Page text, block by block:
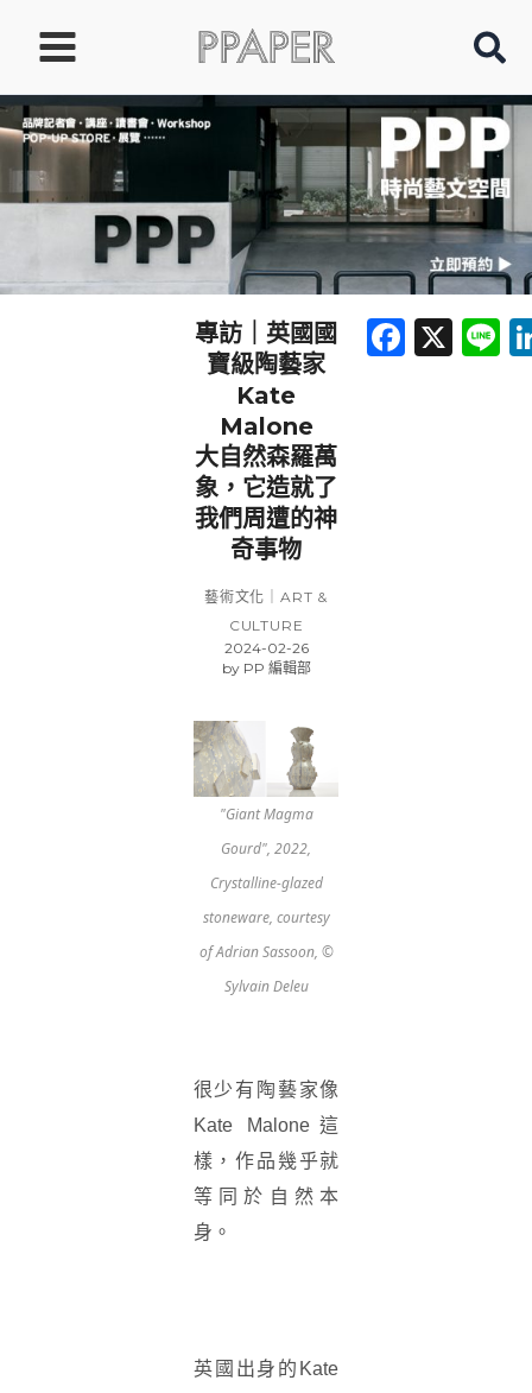
要
內
專訪｜英國國
寶級陶藝家
Kate
Malone
大自然森羅萬
象，它造就了
我們周遭的神
奇事物
藝術文化｜ART &
CULTURE
2024-02-26
byPP 編輯部
"Giant Magma
Gourd", 2022,
Crystalline-glazed
stoneware, courtesy
of Adrian Sassoon, ©
Sylvain Deleu
很少有陶藝家像
Kate Malone這
樣，作品幾乎就
等同於自然本
身。
英國出身的Kate
X